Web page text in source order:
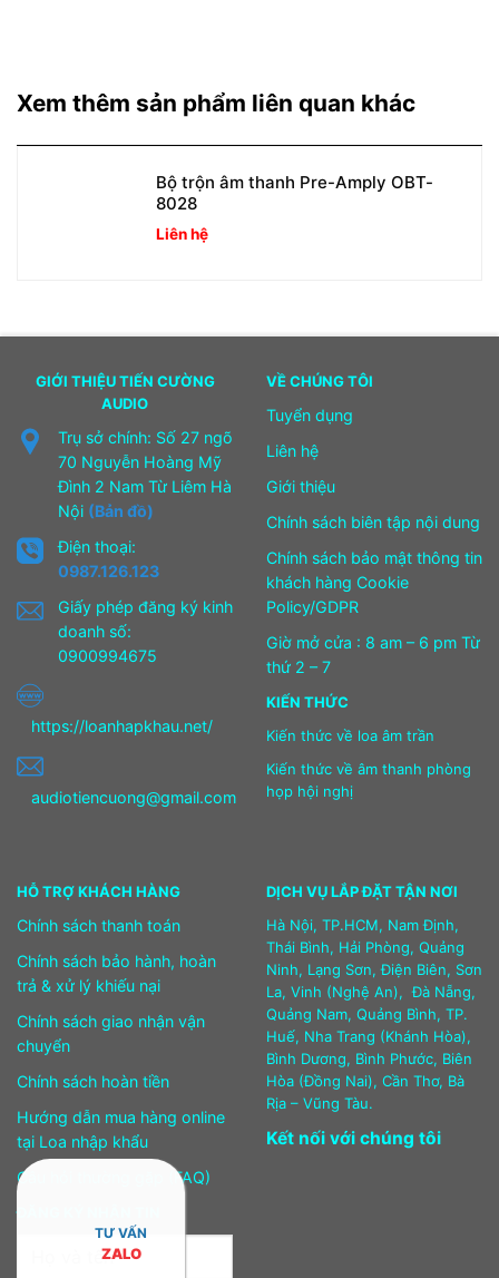
Xem thêm sản phẩm liên quan khác
Bộ trộn âm thanh Pre-Amply OBT-
8028
Liên hệ
GIỚI THIỆU TIẾN CƯỜNG
AUDIO
Trụ sở chính: Số 27 ngõ
70 Nguyễn Hoàng Mỹ
Đình 2 Nam Từ Liêm Hà
Nội (Bản đồ)
Điện thoại:
0987.126.123
Giấy phép đăng ký kinh
doanh số:
0900994675
https://loanhapkhau.net/
audiotiencuong@gmail.com
VỀ CHÚNG TÔI
Tuyển dụng
Liên hệ
Giới thiệu
Chính sách biên tập nội dung
Chính sách bảo mật thông tin
khách hàng Cookie
Policy/GDPR
Giờ mở cửa : 8 am – 6 pm Từ
thứ 2 – 7
KIẾN THỨC
Kiến thức về loa âm trần
Kiến thức về âm thanh phòng
họp hội nghị
HỖ TRỢ KHÁCH HÀNG
Chính sách thanh toán
Chính sách bảo hành, hoàn
trả & xử lý khiếu nại
Chính sách giao nhận vận
chuyển
Chính sách hoàn tiền
Hướng dẫn mua hàng online
tại Loa nhập khẩu
Câu hỏi thường gặp (FAQ)
DỊCH VỤ LẮP ĐẶT TẬN NƠI
Hà Nội, TP.HCM, Nam Định,
Thái Bình, Hải Phòng, Quảng
Ninh, Lạng Sơn, Điện Biên, Sơn
La, Vinh (Nghệ An), Đà Nẵng,
Quảng Nam, Quảng Bình, TP.
Huế, Nha Trang (Khánh Hòa),
Bình Dương, Bình Phước, Biên
Hòa (Đồng Nai), Cần Thơ, Bà
Rịa – Vũng Tàu.
Kết nối với chúng tôi
TƯ VẤN
ZALO